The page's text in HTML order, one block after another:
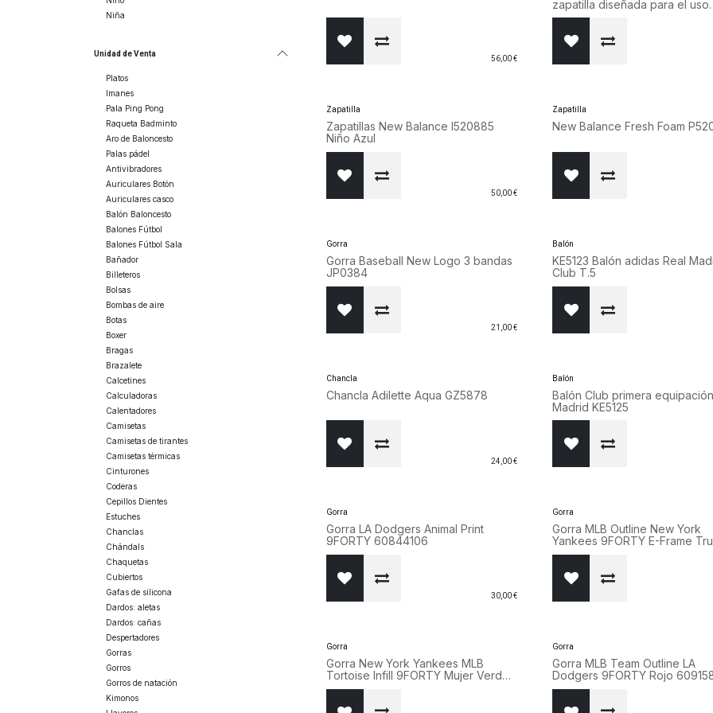
Niña
Unidad de Venta
Platos
Imanes
Pala Ping Pong
Raqueta Badminto
Aro de Baloncesto
Palas pádel
Antivibradores
Auriculares Botón
Auriculares casco
Balón Baloncesto
Balones Fútbol
Balones Fútbol Sala
Bañador
Billeteros
Bolsas
Bombas de aire
Botas
Boxer
Bragas
Brazalete
Calcetines
Calculadoras
Calentadores
Camisetas
Camisetas de tirantes
Camisetas térmicas
Cinturones
Coderas
Cepillos Dientes
Estuches
Chanclas
Chándals
Chaquetas
Cubiertos
Gafas de silicona
Dardos: aletas
Dardos: cañas
Despertadores
Gorras
Gorros
Gorros de natación
Kimonos
56,00€
zapatilla diseñada para el uso
diario, ya sea en la escuela o
Zapatilla
Zapatillas New Balance I520885
Niño Azul
50,00€
Zapatilla
New Balance
Gorra
Gorra Baseball New Logo 3 bandas
JP0384
21,00€
Balón
KE5123 Balón adidas Real
Club T.5
Chancla
Chancla Adilette Aqua GZ5878
24,00€
Balón
Balón Club primera
Madrid KE5125
Gorra
Gorra LA Dodgers Animal Print
9FORTY 60844106
30,00€
Gorra
Gorra MLB Outline New York
Yankees 9FORTY E-Frame
Beige 60915785
Gorra
Gorra New York Yankees MLB
Tortoise Infill 9FORTY Mujer Verde
60915987
Gorra
Gorra MLB Team Outline LA
Dodgers 9FORTY Rojo